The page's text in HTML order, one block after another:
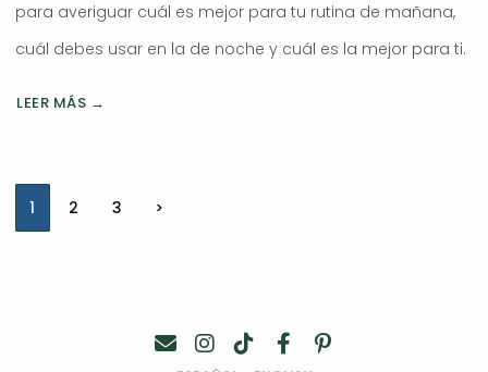
para averiguar cuál es mejor para tu rutina de mañana,
cuál debes usar en la de noche y cuál es la mejor para ti.
LEER MÁS →
Navegación
de
1 2 3 >